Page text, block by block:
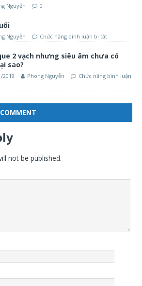
Nguyễn 0
Nguyễn Chức năng bình luận bị tắt
2 vạch nhưng siêu âm chưa có
sao?
2019 Phong Nguyễn
Chức năng bình luận
not be published.